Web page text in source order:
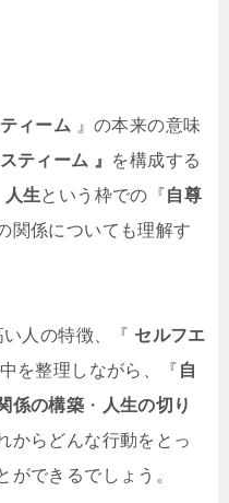
ィーム 』の本来の意味
ティーム 』 を構成する
人生という枠での『自尊
関係についても理解す
い人の特徴、『 セルフエ
を整理しながら、『 自
係の構築 ・ 人生の切り
からどんな行動をとっ
ができるでしょう。